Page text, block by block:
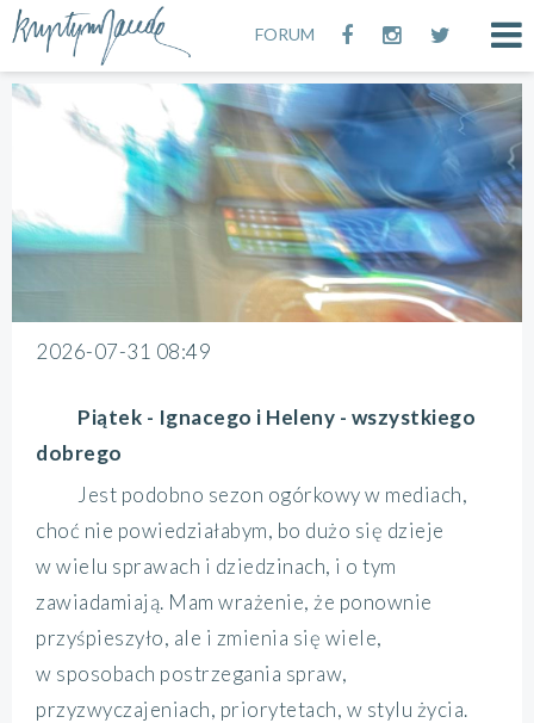
FORUM
2026-07-31 08:49
Piątek - Ignacego i Heleny - wszystkiego
dobrego
Jest podobno sezon ogórkowy w mediach,
choć nie powiedziałabym, bo dużo się dzieje
w wielu sprawach i dziedzinach, i o tym
zawiadamiają. Mam wrażenie, że ponownie
przyśpieszyło, ale i zmienia się wiele,
w sposobach postrzegania spraw,
przyzwyczajeniach, priorytetach, w stylu życia.